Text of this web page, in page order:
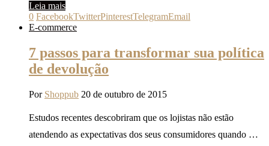
Leia mais
0 FacebookTwitterPinterestTelegramEmail
E-commerce
7 passos para transformar sua política
de devolução
Por Shoppub 20 de outubro de 2015
Estudos recentes descobriram que os lojistas não estão
atendendo as expectativas dos seus consumidores quando …